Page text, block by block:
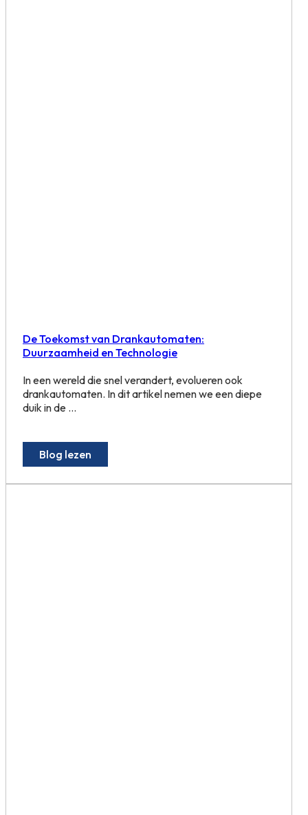
De Toekomst van Drankautomaten:
Duurzaamheid en Technologie
In een wereld die snel verandert, evolueren ook
drankautomaten. In dit artikel nemen we een diepe
duik in de ...
Blog lezen